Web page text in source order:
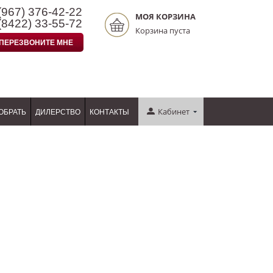
376-42-22
33-55-72
МНЕ
МОЯ КОРЗИНА
Корзина пуста
ДИЛЕРСТВО КОНТАКТЫ Кабинет